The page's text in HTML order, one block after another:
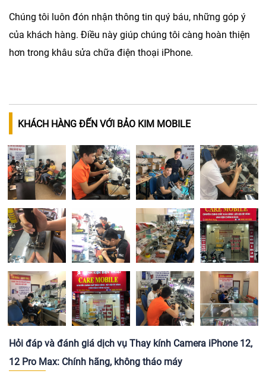
Chúng tôi luôn đón nhận thông tin quý báu, những góp ý
của khách hàng. Điều này giúp chúng tôi càng hoàn thiện
hơn trong khâu sửa chữa điện thoại iPhone.
KHÁCH HÀNG ĐẾN VỚI BẢO KIM MOBILE
Hỏi đáp và đánh giá dịch vụ Thay kính Camera iPhone 12,
12 Pro Max: Chính hãng, không tháo máy